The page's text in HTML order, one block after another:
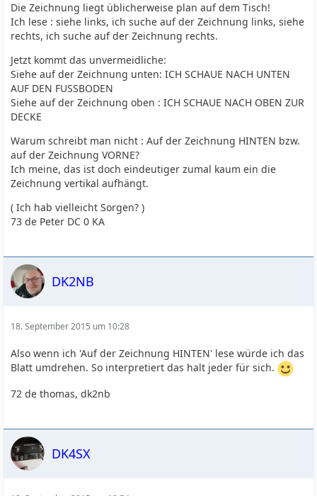
Die Zeichnung liegt üblicherweise plan auf dem Tisch!
Ich lese : siehe links, ich suche auf der Zeichnung links, siehe
rechts, ich suche auf der Zeichnung rechts.
Jetzt kommt das unvermeidliche:
Siehe auf der Zeichnung unten: ICH SCHAUE NACH UNTEN
AUF DEN FUSSBODEN
Siehe auf der Zeichnung oben : ICH SCHAUE NACH OBEN ZUR
DECKE
Warum schreibt man nicht : Auf der Zeichnung HINTEN bzw.
auf der Zeichnung VORNE?
Ich meine, das ist doch eindeutiger zumal kaum ein die
Zeichnung vertikal aufhängt.
( Ich hab vielleicht Sorgen? )
73 de Peter DC 0 KA
DK2NB
18. September 2015 um 10:28
Also wenn ich 'Auf der Zeichnung HINTEN' lese würde ich das
Blatt umdrehen. So interpretiert das halt jeder für sich.
72 de thomas, dk2nb
DK4SX